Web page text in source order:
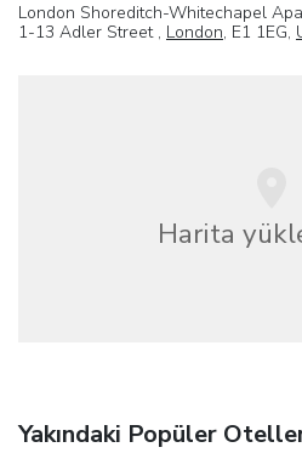
London Shoreditch-Whitechapel
1-13 Adler Street , London, E1 1EG,
Harita
Yakındaki Popüler